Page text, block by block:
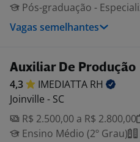
Pós-graduação -
Vagas semelhantes
Auxiliar De Produção
4,3 IMEDIATTA RH
Joinville - SC
R$ 2.500,00 a R$ 2.800,00
Ensino Médio (2º Grau)